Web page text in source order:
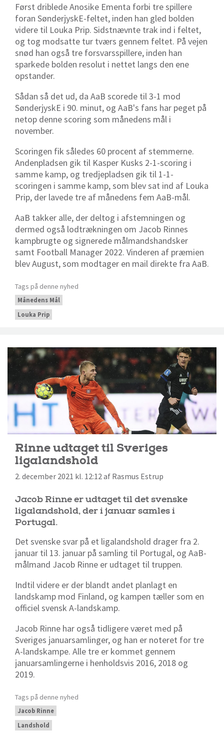
Først driblede Anosike Ementa forbi tre spillere
foran SønderjyskE-feltet, inden han gled bolden
videre til Louka Prip. Sidstnævnte trak ind i feltet,
og tog modsatte tur tværs gennem feltet. På vejen
snød han også tre forsvarsspillere, inden han
sparkede bolden resolut i nettet langs den ene
opstander.
Sådan så det ud, da AaB scorede til 3-1 mod
SønderjyskE i 90. minut, og AaB's fans har peget på
netop denne scoring som månedens mål i
november.
Scoringen fik således 60 procent af stemmerne.
Andenpladsen gik til Kasper Kusks 2-1-scoring i
samme kamp, og tredjepladsen gik til 1-1-
scoringen i samme kamp, som blev sat ind af Louka
Prip, der lavede tre af månedens fem AaB-mål.
AaB takker alle, der deltog i afstemningen og
dermed også lodtrækningen om Jacob Rinnes
kampbrugte og signerede målmandshandsker
samt Football Manager 2022. Vinderen af præmien
blev August, som modtager en mail direkte fra AaB.
Tags på denne nyhed
Månedens Mål
Louka Prip
Rinne udtaget til Sveriges
ligalandshold
2. december 2021 kl. 12:12 af Rasmus Estrup
Jacob Rinne er udtaget til det svenske
ligalandshold, der i januar samles i
Portugal.
Det svenske svar på et ligalandshold drager fra 2.
januar til 13. januar på samling til Portugal, og AaB-
målmand Jacob Rinne er udtaget til truppen.
Indtil videre er der blandt andet planlagt en
landskamp mod Finland, og kampen tæller som en
officiel svensk A-landskamp.
Jacob Rinne har også tidligere været med på
Sveriges januarsamlinger, og han er noteret for tre
A-landskampe. Alle tre er kommet gennem
januarsamlingerne i henholdsvis 2016, 2018 og
2019.
Tags på denne nyhed
Jacob Rinne
Landshold